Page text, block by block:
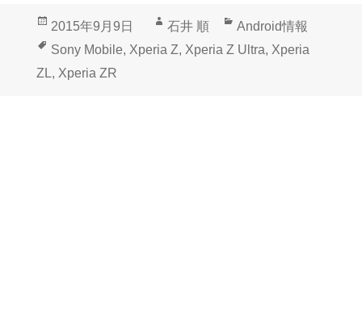
投
稿
日:
2015年9月9日
作
成
石井 順
カ
テ
Android情報
タ
グ
Sony Mobile, Xperia Z, Xperia Z Ultra, Xperia
ZL, Xperia ZR